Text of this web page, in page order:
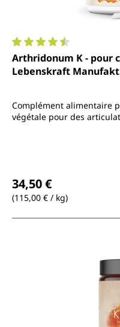
Note moyenne de 4.6
Arthridonum K - pour
Lebenskraft
Complément alimentaire
végétale pour des
34,50 €
(115,00 € / kg)